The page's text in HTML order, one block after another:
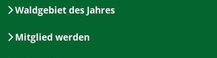
Waldgebiet des Jahres
Mitglied werden